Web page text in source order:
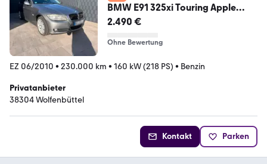
BMW E91 325xi Touring Apple
2.490 €
Ohne Bewertung
EZ 06/2010 • 230.000 km • 160 kW (218 PS) • Benzin
Privatanbieter
38304 Wolfenbüttel
Kontakt Parken